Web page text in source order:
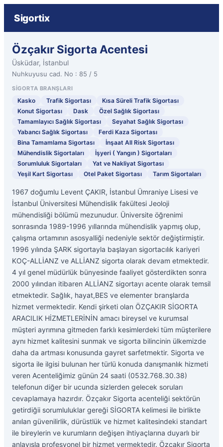
Sigortix
Özçakır Sigorta Acentesi
Üsküdar, İstanbul
Nuhkuyusu cad. No : 85 / 5
SIGORTA BRANŞLARI
Kasko Trafik Sigortası
Kısa Süreli Trafik Sigortası
Konut Sigortası
Dask
Özel Sağlık Sigortası
Tamamlayıcı Sağlık Sigortası
Seyahat Sağlık Sigortası
Yabancı Sağlık Sigortası
Ferdi Kaza Sigortası
Bina Tamamlama Sigortası
İnşaat All Risk Sigortası
Mühendislik Sigortaları
İşyeri ( Yangın ) Sigortaları
Sorumluluk Sigortaları
Yat ve Nakliyat Sigortası
Yeşil Kart Sigortası
Otel Paket Sigortası Tarım Sigortaları
1967 doğumlu Levent ÇAKIR, İstanbul Ümraniye Lisesi ve
İstanbul Üniversitesi Mühendislik fakültesi Jeoloji
mühendisliği bölümü mezunudur. Üniversite öğrenimi
sonrasında 1989-1996 yıllarında mühendislik yapmış olup,
çalışma ortamının asosyalliği nedeniyle sektör değiştirmiştir.
1996 yılında ŞARK sigortayla başlayan sigortacılık kariyeri
KOÇ-ALLİANZ ve ALLİANZ sigorta olarak devam etmektedir.
4 yıl genel müdürlük bünyesinde faaliyet gösterdikten sonra
2000 yılından itibaren ALLİANZ sigortayı acente olarak temsil
etmektedir. Sağlık, hayat,BES ve elementer branşlarda
hizmet vermektedir. Kendi şirketi olan ÖZÇAKIR SİGORTA
ARACILIK HİZMETLERİNİN amacı bireysel ve kurumsal
müşteri ayrımına gitmeden farklı kesimlerdeki tüm müşterilere
aynı hizmet kalitesini sunmak ve sigorta bilincinin ülkemizde
daha da artması konusunda gayret sarfetmektir. Sigorta ve
sigorta ile ilgisi bulunan her türlü konuda danışmanlık hizmeti
veren Acenteliğimiz günün 24 saati (0532.768.30.38)
telefonun diğer bir ucunda sizlerden gelecek soruları
cevaplamaya hazırdır. Özçakır Sigorta acenteliği sektörün
getirdiğii sorumluluklar gereği SİGORTA kelimesi ile birlikte
anılan güvenilirlik, dürüstlük ve hizmet kalitesindeki standart
ile bireylerin ve kurumların değişen ihtiyaçlarına duyarlı bir
anlayışla profesyonel bir hizmet vermektedir. Özçakır Sigorta